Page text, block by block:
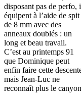
disposant pas de perfo,
équipent à l’aide de spit
de 8 mm avec des
anneaux doublés : un
long et beau travail.
C’est au printemps 91
que Dominique peut
enfin faire cette
mais Jean-Luc ne
reconnaît plus le